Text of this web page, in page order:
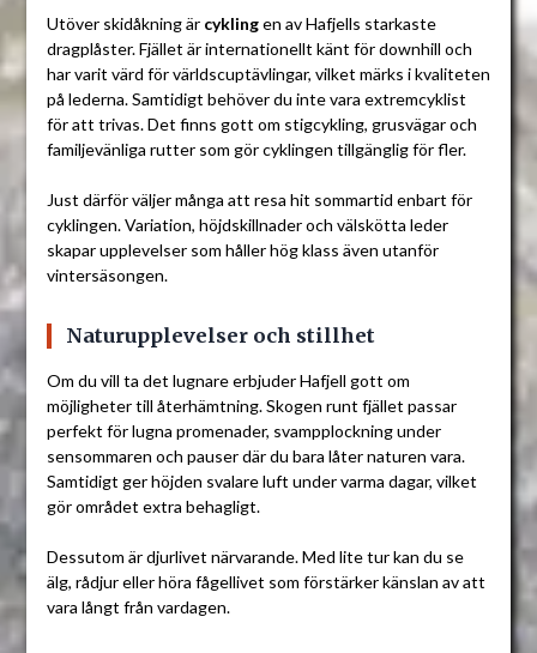
Utöver skidåkning är cyklingen av Hafjells starkaste
dragplåster. Fjället är internationellt känt för downhill och
har varit värd för världscuptävlingar, vilket märks i kvaliteten
på lederna. Samtidigt behöver du inte vara extremcyklist
för att trivas. Det finns gott om stigcykling, grusvägar och
familjevänliga rutter som gör cyklingen tillgänglig för fler.
Just därför väljer många att resa hit sommartid enbart för
cyklingen. Variation, höjdskillnader och välskötta leder
skapar upplevelser som håller hög klass även utanför
vintersäsongen.
Naturupplevelser och stillhet
Om du vill ta det lugnare erbjuder Hafjell gott om
möjligheter till återhämtning. Skogen runt fjället passar
perfekt för lugna promenader, svampplockning under
sensommaren och pauser där du bara låter naturen vara.
Samtidigt ger höjden svalare luft under varma dagar, vilket
gör området extra behagligt.
Dessutom är djurlivet närvarande. Med lite tur kan du se
älg, rådjur eller höra fågellivet som förstärker känslan av att
vara långt från vardagen.